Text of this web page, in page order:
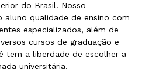
do Brasil. Nosso
qualidade de ensino com
especializados, além de
cursos de graduação e
tem a liberdade de escolher a
universitária.